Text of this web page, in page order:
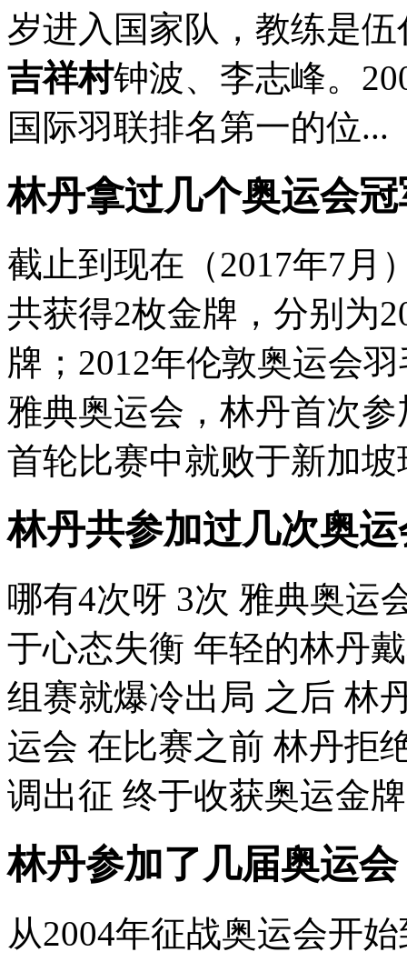
岁进入国家队，教练是
吉祥村钟波、李志峰。
国际羽联排名第一的位...
林丹拿过几个奥运会
截止到现在（2017年7月
共获得2枚金牌，分别为
牌；2012年伦敦奥运会
雅典奥运会，林丹首次
首轮比赛中就败于新加
林丹共参加过几次奥
哪有4次呀 3次 雅典奥运
于心态失衡 年轻的林丹
组赛就爆冷出局 之后 林
运会 在比赛之前 林丹拒
调出征 终于收获奥运金
林丹参加了几届奥运会
从2004年征战奥运会开